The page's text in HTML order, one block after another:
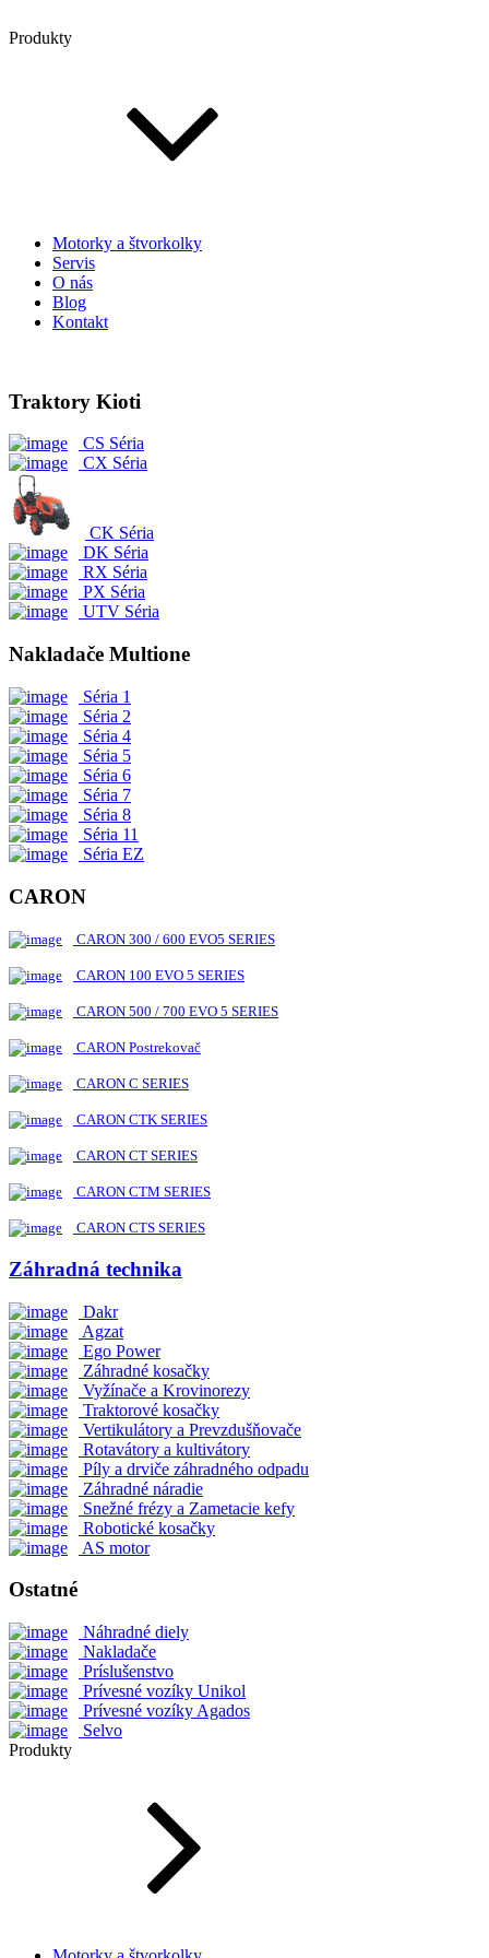
Produkty
Motorky a štvorkolky
Servis
O nás
Blog
Kontakt
Traktory Kioti
CS Séria
CX Séria
CK Séria
DK Séria
RX Séria
PX Séria
UTV Séria
Nakladače Multione
Séria 1
Séria 2
Séria 4
Séria 5
Séria 6
Séria 7
Séria 8
Séria 11
Séria EZ
CARON
CARON 300 / 600 EVO5 SERIES
CARON 100 EVO 5 SERIES
CARON 500 / 700 EVO 5 SERIES
CARON Postrekovač
CARON C SERIES
CARON CTK SERIES
CARON CT SERIES
CARON CTM SERIES
CARON CTS SERIES
Záhradná technika
Dakr
Agzat
Ego Power
Záhradné kosačky
Vyžínače a Krovinorezy
Traktorové kosačky
Vertikulátory a Prevzdušňovače
Rotavátory a kultivátory
Píly a drviče záhradného odpadu
Záhradné náradie
Snežné frézy a Zametacie kefy
Robotické kosačky
AS motor
Ostatné
Náhradné diely
Nakladače
Príslušenstvo
Prívesné vozíky Unikol
Prívesné vozíky Agados
Selvo
Produkty